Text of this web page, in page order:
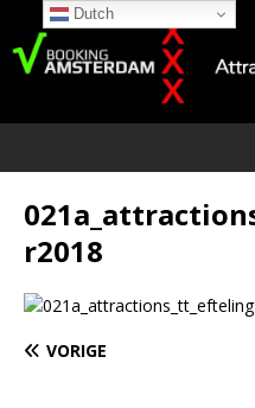
r2018
VORIGE
Dutch